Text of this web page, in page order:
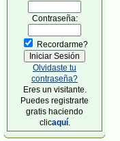
Contraseña:
Recordarme?
Olvidaste tu
contraseña?
Eres un visitante.
Puedes registrarte
gratis haciendo
clicaquí.